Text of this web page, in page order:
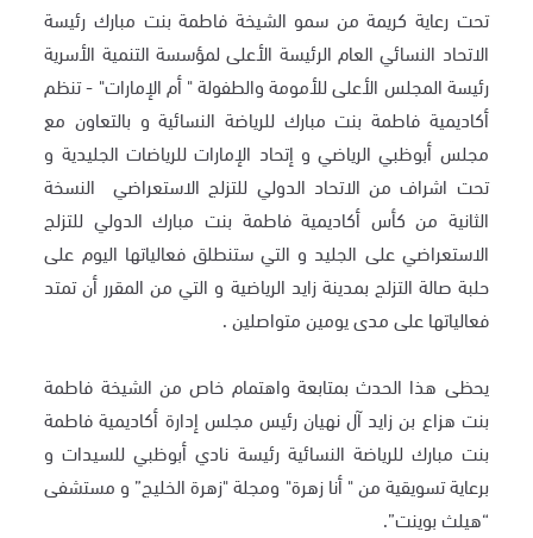
تحت رعاية كريمة من سمو الشيخة فاطمة بنت مبارك رئيسة
الاتحاد النسائي العام الرئيسة الأعلى لمؤسسة التنمية الأسرية
رئيسة المجلس الأعلى للأمومة والطفولة " أم الإمارات" - تنظم
أكاديمية فاطمة بنت مبارك للرياضة النسائية و بالتعاون مع
مجلس أبوظبي الرياضي و إتحاد الإمارات للرياضات الجليدية و
تحت اشراف من الاتحاد الدولي للتزلج الاستعراضي النسخة
الثانية من كأس أكاديمية فاطمة بنت مبارك الدولي للتزلج
الاستعراضي على الجليد و التي ستنطلق فعالياتها اليوم على
حلبة صالة التزلج بمدينة زايد الرياضية و التي من المقرر أن تمتد
فعالياتها على مدى يومين متواصلين .
يحظى هذا الحدث بمتابعة واهتمام خاص من الشيخة فاطمة
بنت هزاع بن زايد آل نهيان رئيس مجلس إدارة أكاديمية فاطمة
بنت مبارك للرياضة النسائية رئيسة نادي أبوظبي للسيدات و
برعاية تسويقية من " أنا زهرة" ومجلة "زهرة الخليج” و مستشفى
“هيلث بوينت”.